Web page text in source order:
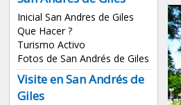
Inicial San Andres de Giles
Que Hacer ?
Turismo Activo
Fotos de San Andrés de Giles
Visite en San Andrés de
Giles